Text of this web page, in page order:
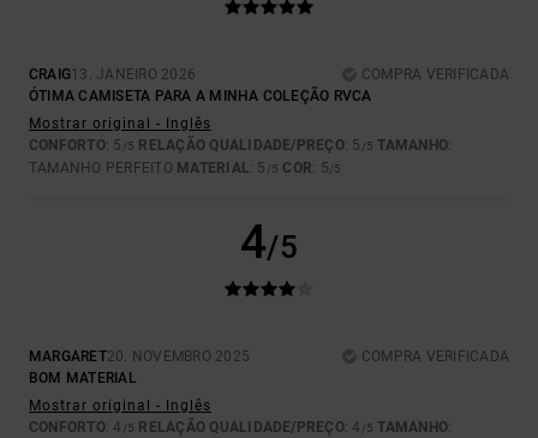
CRAIG13. JANEIRO 2026
COMPRA VERIFICADA
ÓTIMA CAMISETA PARA A MINHA COLEÇÃO RVCA
Mostrar original - Inglês
CONFORTO: 5 /5 RELAÇÃO QUALIDADE/PREÇO: 5 /5 TAMANHO:
TAMANHO PERFEITO MATERIAL: 5 /5 COR: 5/5
4/5
MARGARET20. NOVEMBRO 2025
COMPRA VERIFICADA
BOM MATERIAL
Mostrar original - Inglês
CONFORTO: 4 /5 RELAÇÃO QUALIDADE/PREÇO: 4 /5 TAMANHO: